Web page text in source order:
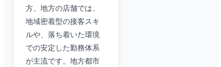
方、地方の店舗では、
地域密着型の接客スキ
ルや、落ち着いた環境
での安定した勤務体系
が主流です。地方都市